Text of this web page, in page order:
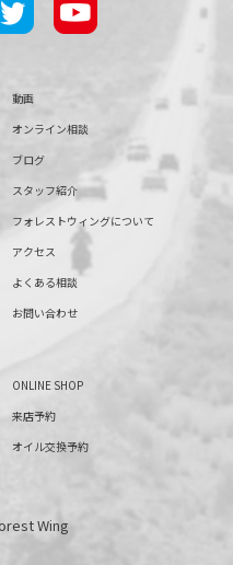
動画
オンライン相談
ブログ
スタッフ紹介
フォレストウィングについて
アクセス
よくある相談
お問い合わせ
ONLINE SHOP
来店予約
オイル交換予約
Wing